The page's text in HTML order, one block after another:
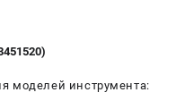
моделей инструмента: